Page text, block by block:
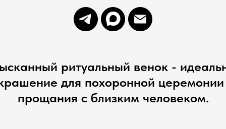
ритуальный венок -
для похоронной
прощания с близким человеком.